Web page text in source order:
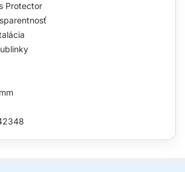
Protector